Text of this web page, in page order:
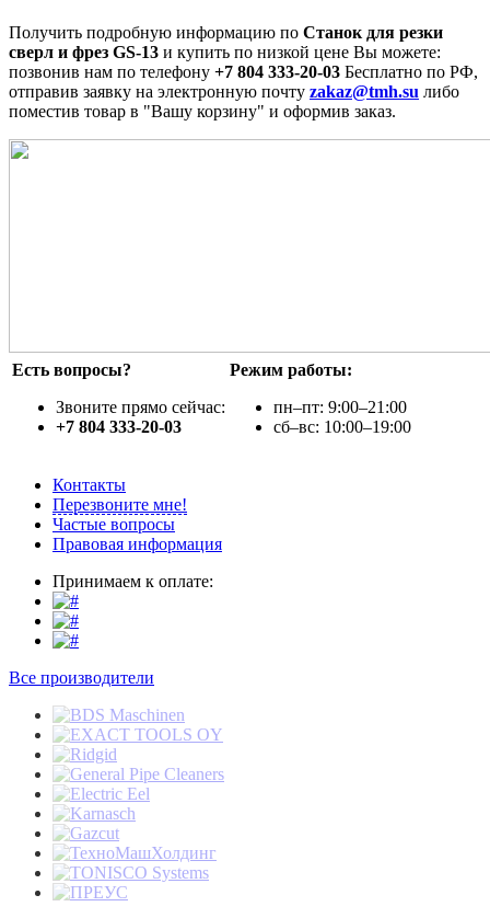
Получить подробную информацию по Станок для резки
сверл и фрез GS-13 и купить по низкой цене Вы можете:
позвонив нам по телефону +7 804 333-20-03 Бесплатно по РФ,
отправив заявку на электронную почту zakaz@tmh.su либо
поместив товар в "Вашу корзину" и оформив заказ.
Есть вопросы?
Звоните прямо сейчас:
+7 804 333-20-03
Режим работы:
пн–пт: 9:00–21:00
сб–вс: 10:00–19:00
Контакты
Перезвоните мне!
Частые вопросы
Правовая информация
Принимаем к оплате:
Все производители